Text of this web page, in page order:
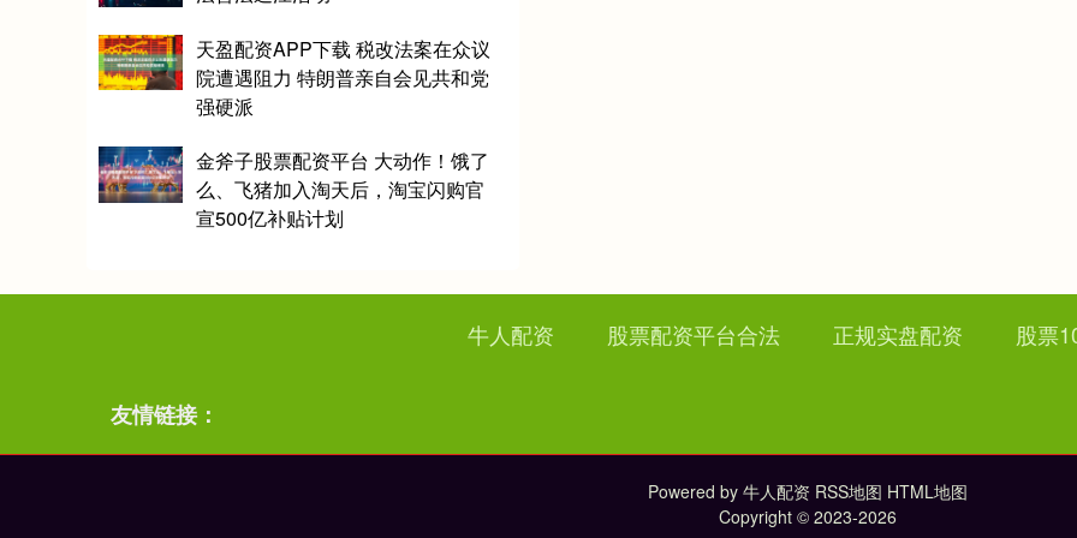
天盈配资APP下载 税改法案在众议
院遭遇阻力 特朗普亲自会见共和党
强硬派
金斧子股票配资平台 大动作！饿了
么、飞猪加入淘天后，淘宝闪购官
宣500亿补贴计划
牛人配资 股票配资平台合法 正规实盘配资 股票
友情链接：
Powered by 牛人配资 RSS地图 HTML地图
Copyright © 2023-2026